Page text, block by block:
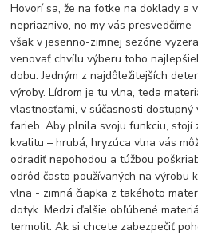
Hovorí sa, že na fotke na doklady a
nepriaznivo, no my vás
však v jesenno-zimnej sezóne
venovať chvíľu výberu toho
dobu. Jedným z najdôležitejších
výroby. Lídrom je tu vlna, teda
vlastnosťami, v súčasnosti dostupný
farieb. Aby plnila svoju funkciu,
kvalitu – hrubá, hryzúca vlna vás
odradiť nepohodou a túžbou
odrôd často používaných na výrobu
vlna - zimná čiapka z takéhoto
dotyk. Medzi ďalšie obľúbené
termolit. Ak si chcete zabezpečiť